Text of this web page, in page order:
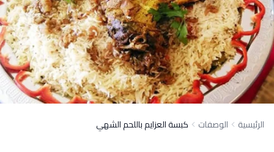
الرئيسية الوصفات كبسة العزايم باللحم الشهي